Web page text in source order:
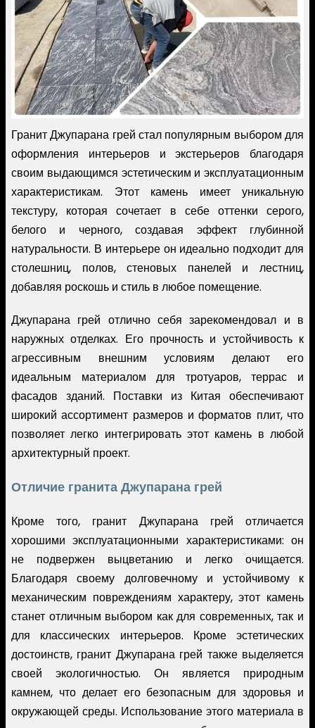
Гранит Джупарана грей стал популярным выбором для
оформления интерьеров и экстерьеров благодаря
своим выдающимся эстетическим и эксплуатационным
характеристикам. Этот камень имеет уникальную
текстуру, которая сочетает в себе оттенки серого,
белого и черного, создавая эффект глубинной
натуральности. В интерьере он идеально подходит для
столешниц, полов, стеновых панелей и лестниц,
добавляя роскошь и стиль в любое помещение.
Джупарана грей отлично себя зарекомендовал и в
наружных отделках. Его прочность и устойчивость к
агрессивным внешним условиям делают его
идеальным материалом для тротуаров, террас и
фасадов зданий. Поставки из Китая обеспечивают
широкий ассортимент размеров и форматов плит, что
позволяет легко интегрировать этот камень в любой
архитектурный проект.
Отличие гранита Джупарана грей
Кроме того, гранит Джупарана грей отличается
хорошими эксплуатационными характеристиками: он
не подвержен выцветанию и легко очищается.
Благодаря своему долговечному и устойчивому к
механическим повреждениям характеру, этот камень
станет отличным выбором как для современных, так и
для классических интерьеров. Кроме эстетических
достоинств, гранит Джупарана грей также выделяется
своей экологичностью. Он является природным
камнем, что делает его безопасным для здоровья и
окружающей среды. Использование этого материала в